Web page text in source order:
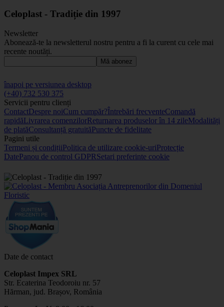
Celoplast - Tradiție din 1997
Newsletter
Abonează-te la newsletterul nostru pentru a fi la curent cu cele mai
recente noutăți.
Mă abonez
înapoi pe versiunea desktop
(+40) 732 530 375
Servicii pentru clienți
ContactDespre noiCum cumpăr?Întrebări frecventeComandă
rapidăLivrarea comenzilorReturnarea produselor în 14 zileModalități
de platăConsultanță gratuităPuncte de fidelitate
Pagini utile
Termeni și condițiiPolitica de utilizare cookie-uriProtecție
DatePanou de control GDPRSetari preferinte cookie
Date de contact
Celoplast Impex SRL
Str. Ecaterina Teodoroiu nr. 57
Hărman, jud. Brașov, România